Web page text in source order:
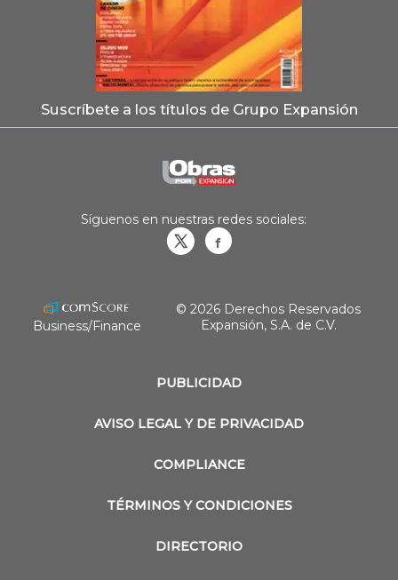
Suscríbete a los títulos de Grupo Expansión
PUBLICIDAD
AVISO LEGAL Y DE PRIVACIDAD
COMPLIANCE
TÉRMINOS Y CONDICIONES
DIRECTORIO
Síguenos en nuestras redes sociales:
Business/Finance
© 2026 Derechos Reservados
Expansión, S.A. de C.V.